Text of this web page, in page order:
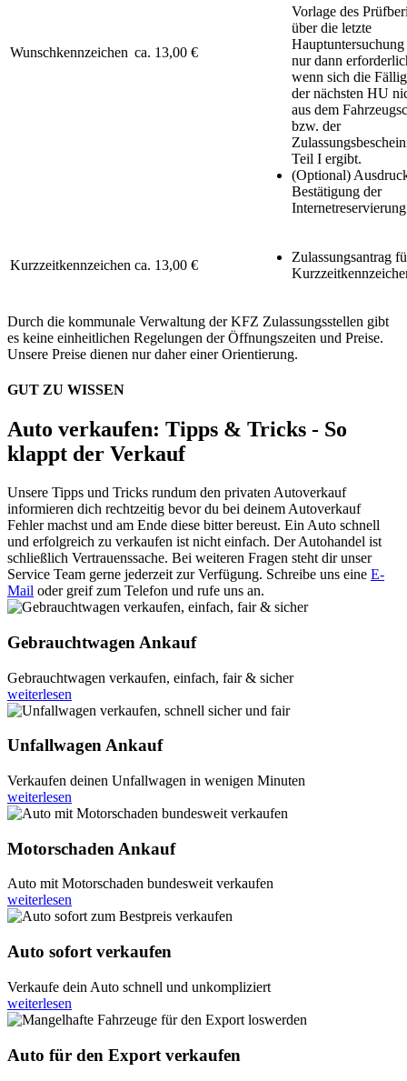
Wunschkennzeichen ca. 13,00 €
Vorlage des
über die letzte
Hauptuntersuchung
nur dann
wenn sich die
der nächsten HU
aus dem
bzw. der
Teil I ergibt.
(Optional)
Bestätigung der
Internetreservierung
Kurzzeitkennzeichen ca. 13,00 €
Zulassungsantrag
Durch die kommunale Verwaltung der KFZ Zulassungsstellen gibt
es keine einheitlichen Regelungen der Öffnungszeiten und Preise.
Unsere Preise dienen nur daher einer Orientierung.
GUT ZU WISSEN
Auto verkaufen: Tipps & Tricks - So
klappt der Verkauf
Unsere Tipps und Tricks rundum den privaten Autoverkauf
informieren dich rechtzeitig bevor du bei deinem Autoverkauf
Fehler machst und am Ende diese bitter bereust. Ein Auto schnell
und erfolgreich zu verkaufen ist nicht einfach. Der Autohandel ist
schließlich Vertrauenssache. Bei weiteren Fragen steht dir unser
Service Team gerne jederzeit zur Verfügung. Schreibe uns eine E-
Mail oder greif zum Telefon und rufe uns an.
Gebrauchtwagen Ankauf
Gebrauchtwagen verkaufen, einfach, fair & sicher
weiterlesen
Unfallwagen Ankauf
Verkaufen deinen Unfallwagen in wenigen Minuten
weiterlesen
Motorschaden Ankauf
Auto mit Motorschaden bundesweit verkaufen
weiterlesen
Auto sofort verkaufen
Verkaufe dein Auto schnell und unkompliziert
weiterlesen
Auto für den Export verkaufen